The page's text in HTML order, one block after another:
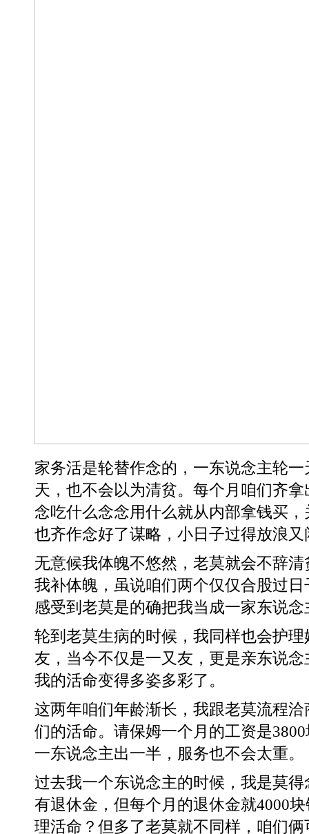
家务活是轮替作念的，一东说念主轮
天，也不会以为清贫。每个月咱们齐
念吃什么念念用什么就从内部拿钱买
也齐作念好了谋略，小日子过得放浪又
无意候我体魄不悠然，老莫就会不辞
我补体魄，虽说咱们两个仅仅合股过
感受到老莫是的确把我当成一家东说念
轮到老莫生病的时候，我同样也会护
友，当今不仅是一又友，更是亲东说
我的活命变得多姿多彩了。
这两年咱们年龄渐长，我跟老莫流程
们的活命。请保姆一个月的工资是
一东说念主出一半，服务也不会太重。
过去我一个东说念主的时候，我是莫
有退休金，但每个月的退休金就4000
理活命？但多了老莫就不同样，咱们